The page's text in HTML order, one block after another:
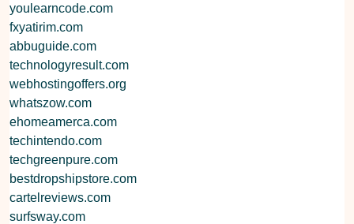
youlearncode.com
fxyatirim.com
abbuguide.com
technologyresult.com
webhostingoffers.org
whatszow.com
ehomeamerca.com
techintendo.com
techgreenpure.com
bestdropshipstore.com
cartelreviews.com
surfsway.com